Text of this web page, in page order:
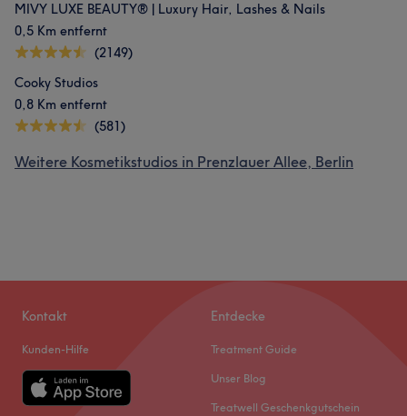
MIVY LUXE BEAUTY® | Luxury Hair, Lashes & Nails
0,5 Km entfernt
(2149)
Cooky Studios
0,8 Km entfernt
(581)
Weitere Kosmetikstudios in Prenzlauer Allee, Berlin
Kontakt
Kunden-Hilfe
Entdecke
Treatment Guide
Unser Blog
Treatwell Geschenkgutschein